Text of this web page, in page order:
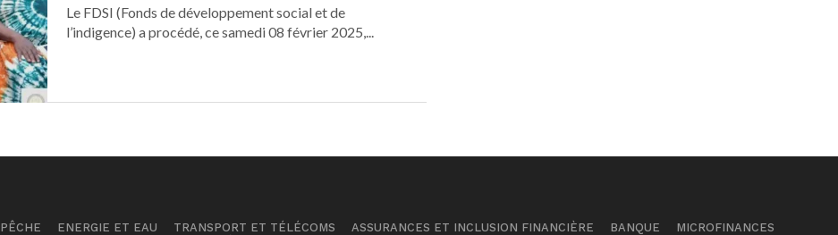
Le FDSI (Fonds de développement social et de
l’indigence) a procédé, ce samedi 08 février 2025,...
PÊCHE ENERGIE ET EAU TRANSPORT ET TÉLÉCOMS ASSURANCES ET INCLUSION FINANCIÈRE BANQUE MICROFINANCES